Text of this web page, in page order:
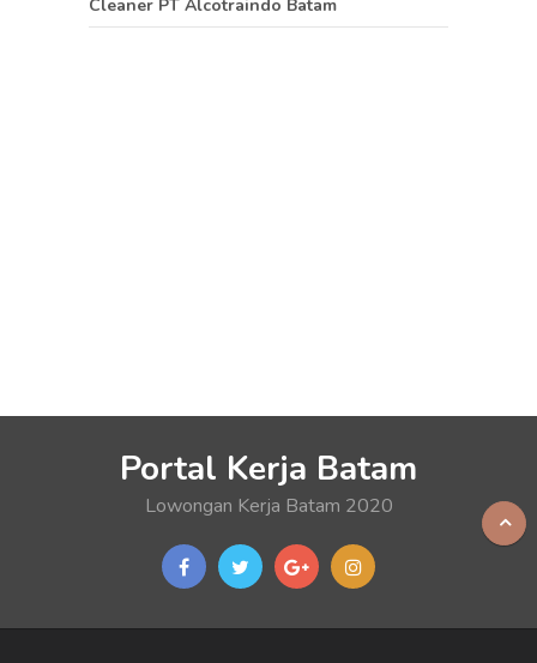
Cleaner PT Alcotraindo Batam
Portal Kerja Batam
Lowongan Kerja Batam 2020